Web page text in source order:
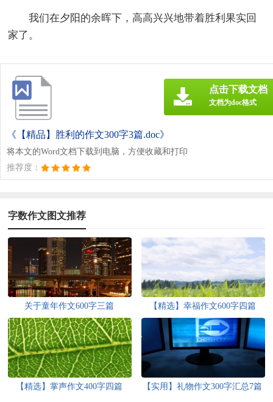
我们在夕阳的余晖下，高高兴兴地带着胜利果实回
家了。
《【精品】胜利的作文300字3篇.doc》
将本文的Word文档下载到电脑，方便收藏和打印
推荐度：
点击下载文档
文档为doc格式
字数作文图文推荐
关于童年作文600字三篇 【精选】幸福作文600字四篇
【精选】掌声作文400字四篇 【实用】礼物作文300字汇总7篇